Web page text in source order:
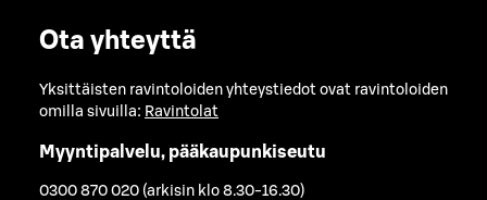
Ota yhteyttä
Yksittäisten ravintoloiden yhteystiedot ovat ravintoloiden
omilla sivuilla: Ravintolat
Myyntipalvelu, pääkaupunkiseutu
0300 870 020 (arkisin klo 8.30-16.30)